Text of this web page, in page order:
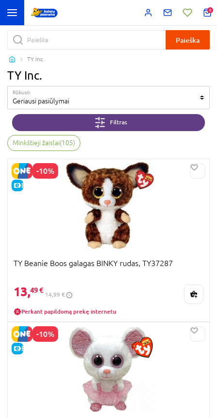
0
Paieška
TY Inc.
TY Inc.
Rūšiuoti
Geriausi pasiūlymai
Filtras
Minkštieji žaislai(105)
-10%
E-KAINA
TY Beanie Boos galagas BINKY rudas, TY37287
13,49 €
14,99 €
Perkant papildomą prekę internetu
-10%
E-KAINA